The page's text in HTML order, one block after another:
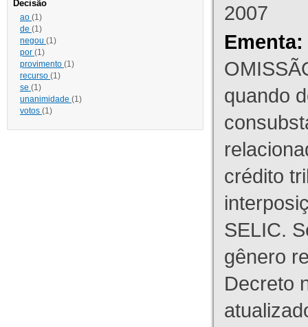
Decisão
ao (1)
de (1)
negou (1)
por (1)
provimento (1)
recurso (1)
se (1)
unanimidade (1)
votos (1)
2007
Ementa:
quando
crédito
SELIC.
gênero
Decreto